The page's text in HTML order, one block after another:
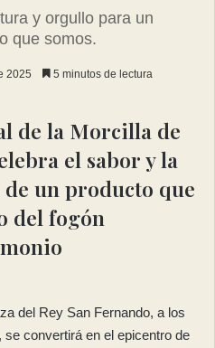
y orgullo para un
que somos.
2025 5 minutos de lectura
de la Morcilla de
el sabor y la
un producto que
del fogón
del Rey San Fernando, a los
convertirá en el epicentro de